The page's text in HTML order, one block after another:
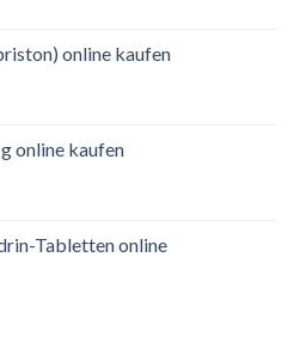
online kaufen
online kaufen
Tabletten online